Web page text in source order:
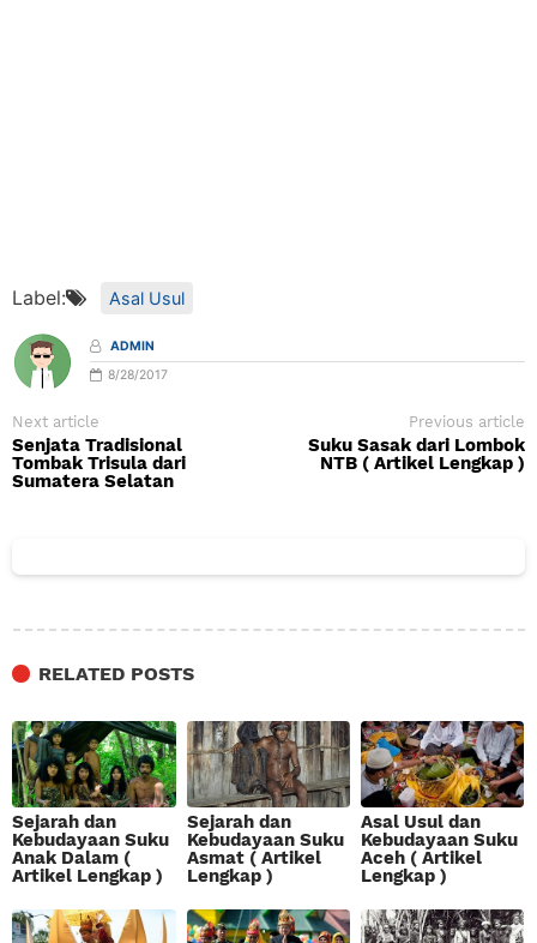
Label: Asal Usul
ADMIN
8/28/2017
Next article
Senjata Tradisional
Tombak Trisula dari
Sumatera Selatan
Previous article
Suku Sasak dari Lombok
NTB ( Artikel Lengkap )
RELATED POSTS
Sejarah dan
Kebudayaan Suku
Anak Dalam (
Artikel Lengkap )
Sejarah dan
Kebudayaan Suku
Asmat ( Artikel
Lengkap )
Asal Usul dan
Kebudayaan Suku
Aceh ( Artikel
Lengkap )